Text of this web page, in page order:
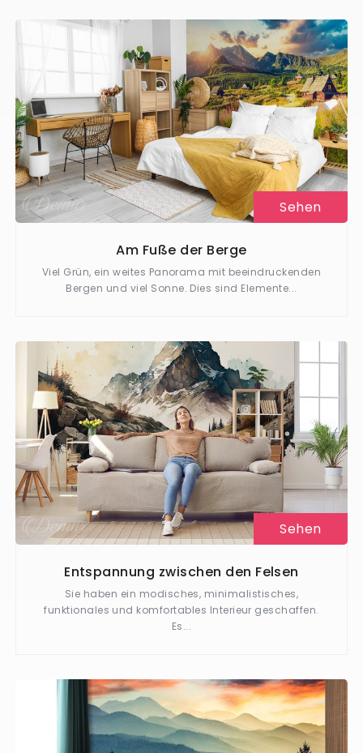
Sehen
Am Fuße der Berge
Viel Grün, ein weites Panorama mit beeindruckenden
Bergen und viel Sonne. Dies sind Elemente...
Sehen
Entspannung zwischen den Felsen
Sie haben ein modisches, minimalistisches,
funktionales und komfortables Interieur geschaffen.
Es...